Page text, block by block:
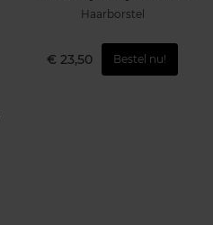
Haarborstel
€ 23,50 Bestel nu!